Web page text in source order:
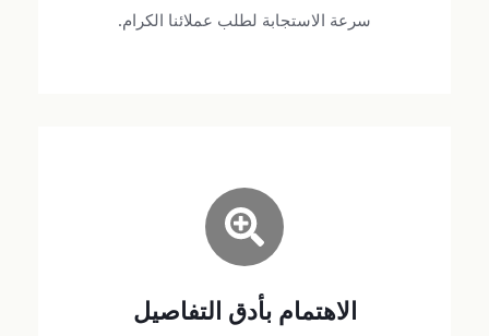
سرعة الاستجابة لطلب عملائنا الكرام.
الاهتمام بأدق التفاصيل
بدون مفاجآت